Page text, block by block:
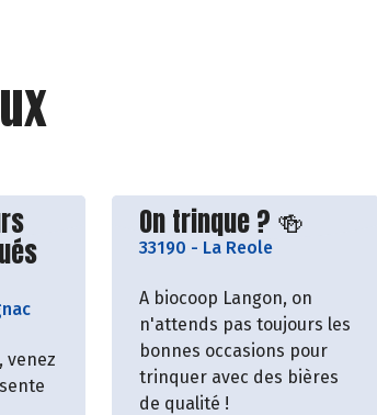
venez
Découvrir le producteur
On trinque ? 🍻
33190 - La Reole
A biocoop Langon, on
n'attends pas toujours les
bonnes occasions pour
trinquer avec des bières
de qualité !